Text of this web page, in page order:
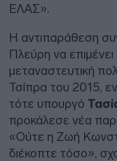
ΕΛΑΣ».
Η αντιπαράθεση
Πλεύρη να επιμένει
μεταναστευτική
Τσίπρα του 2015,
τότε υπουργό
προκάλεσε νέα
«Ούτε η Ζωή
διέκοπτε τόσο»,